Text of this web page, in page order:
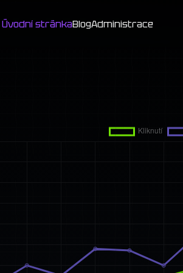
Úvodní stránkaBlogAdministrace